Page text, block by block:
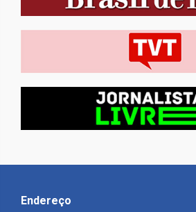
Endereço